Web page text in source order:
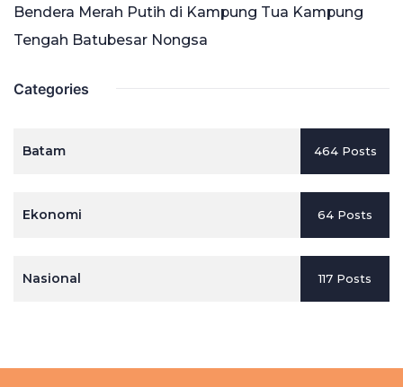
Bendera Merah Putih di Kampung Tua Kampung
Tengah Batubesar Nongsa
Categories
Batam 464 Posts
Ekonomi 64 Posts
Nasional 117 Posts